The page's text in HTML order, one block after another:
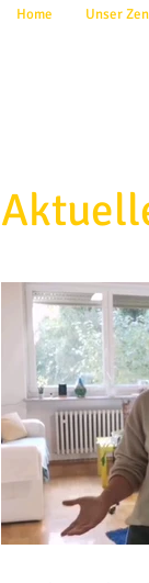
Home Unser